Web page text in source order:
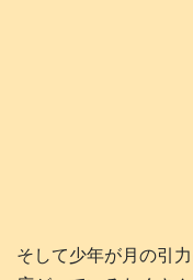
そして少年が月の引